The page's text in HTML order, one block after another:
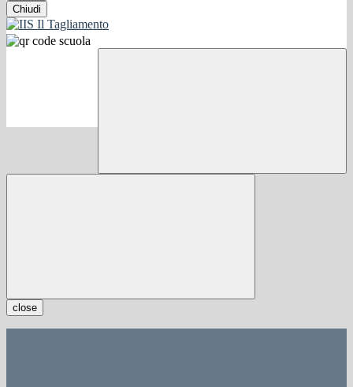
Chiudi
close